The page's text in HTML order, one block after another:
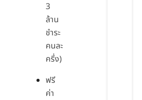
3
ล้าน
ชำระ
คนละ
ครึ่ง)
ฟรี
ค่า